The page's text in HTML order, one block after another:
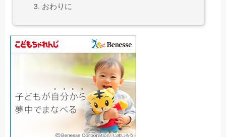
おわりに